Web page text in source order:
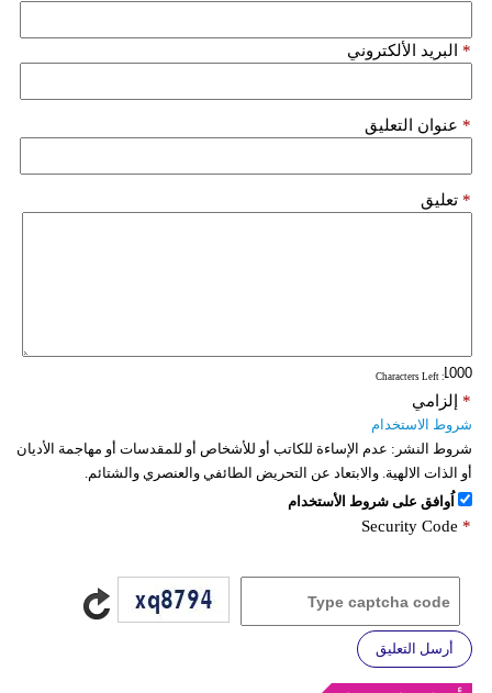
البريد الألكتروني *
عنوان التعليق *
تعليق *
: Characters Left
إلزامي *
شروط الاستخدام
شروط النشر: عدم الإساءة للكاتب أو للأشخاص أو للمقدسات أو مهاجمة الأديان
أو الذات الالهية. والابتعاد عن التحريض الطائفي والعنصري والشتائم.
اُوافق على شروط الأستخدام
Security Code *
أرسل التعليق